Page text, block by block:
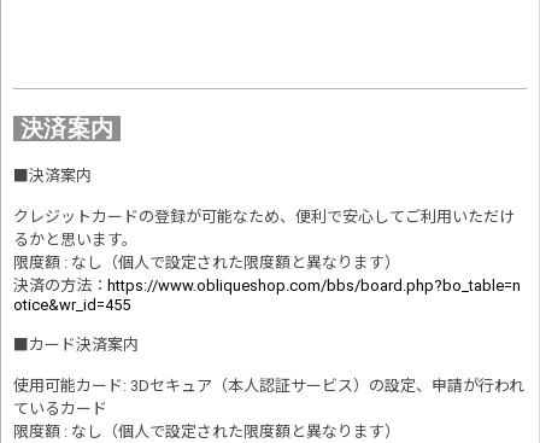
決済案内
決済案内
クレジットカードの登録が可能なため、便利で安心してご利用いただけ
るかと思います。
限度額 : なし（個人で設定された限度額と異なります）
決済の方法 ： https://www.obliqueshop.com/bbs/board.php?bo_table=n
otice&wr_id=455
カード決済案内
使用可能カード: 3Dセキュア（本人認証サービス）の設定、申請が行われ
ているカード
限度額 : なし（個人で設定された限度額と異なります）